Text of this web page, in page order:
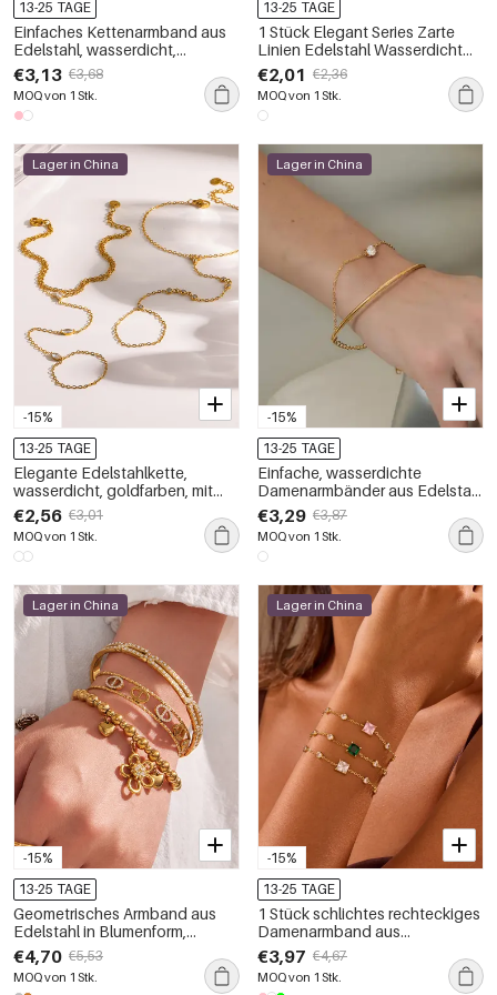
13-25 TAGE
Einfaches Kettenarmband aus
Edelstahl, wasserdicht,
goldfarben, mit Zirkonia
€3,13 €3,68
MOQ von 1 Stk.
13-25 TAGE
1 Stück Elegant Series Zarte
Linien Edelstahl Wasserdicht
Goldfarbenes Damen-
Kettenarmband
€2,01 €2,36
MOQ von 1 Stk.
-15%
Lager in China
13-25 TAGE
Elegante Edelstahlkette,
wasserdicht, goldfarben, mit
Zirkonia-Zirkonia,
Damenhandkette
€2,56 €3,01
MOQ von 1 Stk.
-15%
Lager in China
13-25 TAGE
Einfache, wasserdichte
Damenarmbänder aus Edelstahl
in Goldfarbe
€3,29 €3,87
MOQ von 1 Stk.
-15%
Lager in China
13-25 TAGE
Geometrisches Armband aus
Edelstahl in Blumenform,
wasserdicht, goldfarben, mit
Zirkonia
€4,70 €5,53
MOQ von 1 Stk.
-15%
Lager in China
13-25 TAGE
1 Stück schlichtes rechteckiges
Damenarmband aus
wasserdichtem Edelstahl mit
Zirkonia-Besatz
€3,97 €4,67
MOQ von 1 Stk.